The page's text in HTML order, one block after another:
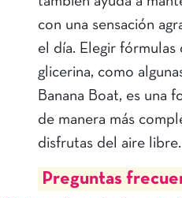
con una sensación
el día. Elegir fórmulas
glicerina, como
Banana Boat, es una
de manera más
disfrutas del aire libre.
Preguntas